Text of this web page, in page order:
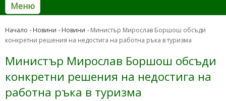
Меню
Начало Новини Новини
Министър Мирослав Боршош обсъди
конкретни решения на недостига на работна ръка в туризма
Министър Мирослав Боршош обсъди
конкретни решения на недостига на
работна ръка в туризма